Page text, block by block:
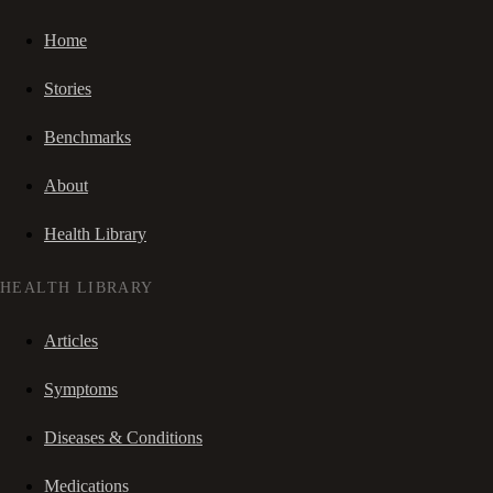
Home
Stories
Benchmarks
About
Health Library
HEALTH LIBRARY
Articles
Symptoms
Diseases & Conditions
Medications